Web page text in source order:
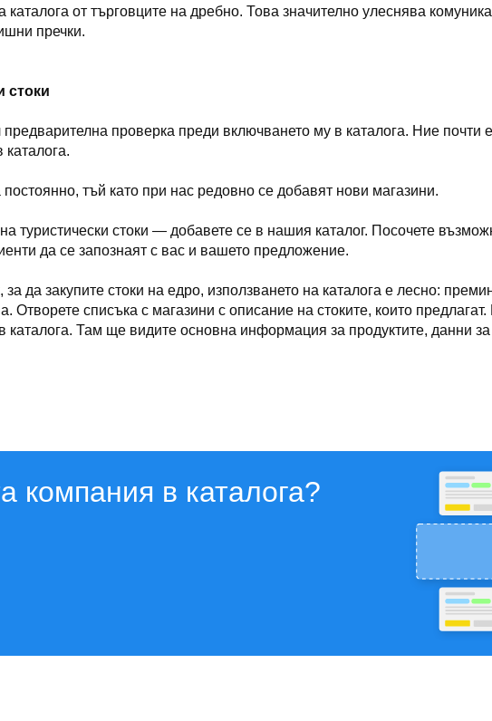
каталога от търговците на дребно. Това значително улеснява
пречки.
стоки
предварителна проверка преди включването му в каталога. Ние
каталога.
тъй като при нас редовно се добавят нови магазини.
туристически стоки — добавете се в нашия каталог. Посочете
да се запознаят с вас и вашето предложение.
да закупите стоки на едро, използването на каталога е лесно:
Отворете списъка с магазини с описание на стоките, които
Там ще видите основна информация за продуктите, данни за
компания в каталога?